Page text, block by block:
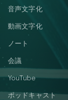
音声文字化
動画文字化
ノート
会議
YouTube
ポッドキャスト